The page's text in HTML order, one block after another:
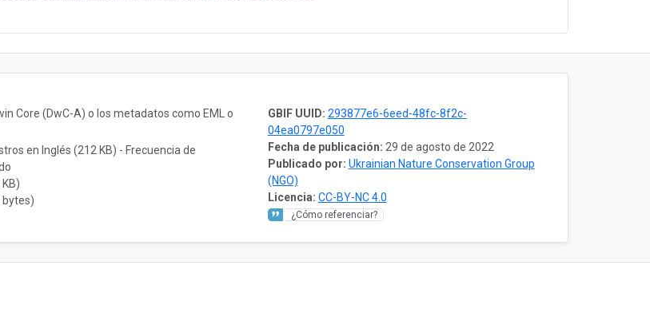
GBIF UUID: 293877e6-6eed-48fc-8f2c-
04ea0797e050
Fecha de publicación: 29 de agosto de 2022
Publicado por: Ukrainian Nature Conservation Group
(NGO)
Licencia: CC-BY-NC 4.0
¿Cómo referenciar?
Core (DwC-A) o los metadatos como EML o
en Inglés (212 KB) - Frecuencia de
bytes)